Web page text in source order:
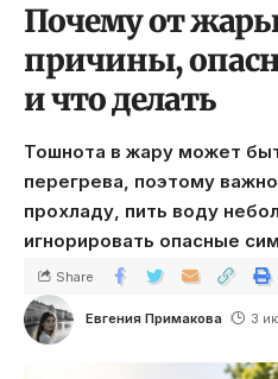
Почему от
причины,
и что делать
Тошнота в жару может
перегрева, поэтому
прохладу, пить воду
игнорировать опасные
Евгения Примакова 3
Share